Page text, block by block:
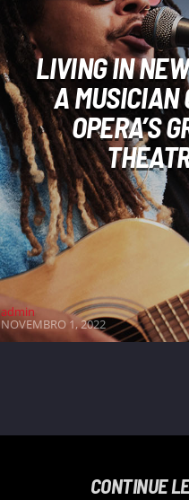
LIVING IN
A MUSICIAN
OPERA’S
admin
NOVEMBRO 1, 2022
CONTINUE